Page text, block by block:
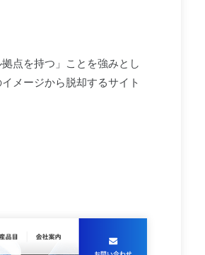
点を持つ」ことを強みとし
メージから脱却するサイト